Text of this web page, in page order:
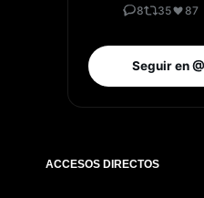
8 35 87
Seguir en
ACCESOS DIRECTOS